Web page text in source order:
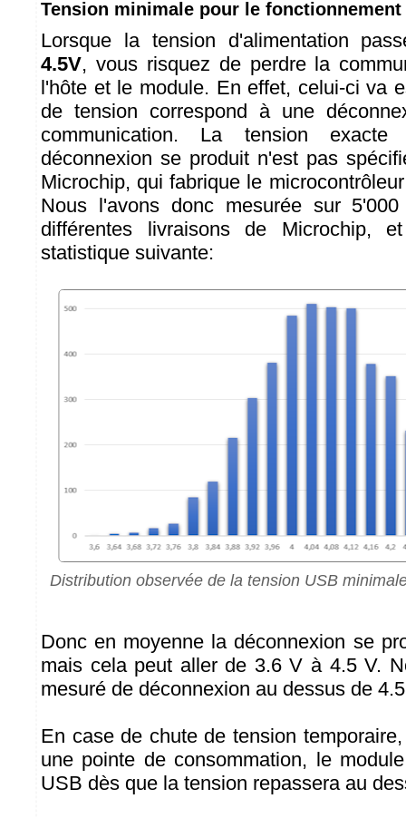
Tension minimale pour le fonctionnement
Lorsque la tension d'alimentation
4.5V, vous risquez de perdre la
l'hôte et le module. En effet, celui-ci va
de tension correspond à une
communication. La tension
déconnexion se produit n'est pas
Microchip, qui fabrique le
Nous l'avons donc mesurée sur
différentes livraisons de Microchip,
statistique suivante:
Distribution observée de la tension USB
Donc en moyenne la déconnexion se
mais cela peut aller de 3.6 V à 4.5 V.
mesuré de déconnexion au dessus de
En case de chute de tension
une pointe de consommation, le
USB dès que la tension repassera au